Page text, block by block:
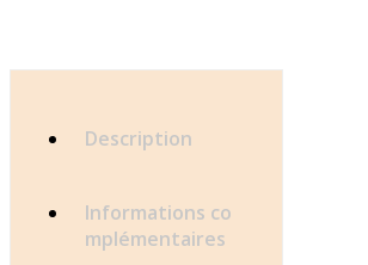
Description
Informations co
mplémentaires